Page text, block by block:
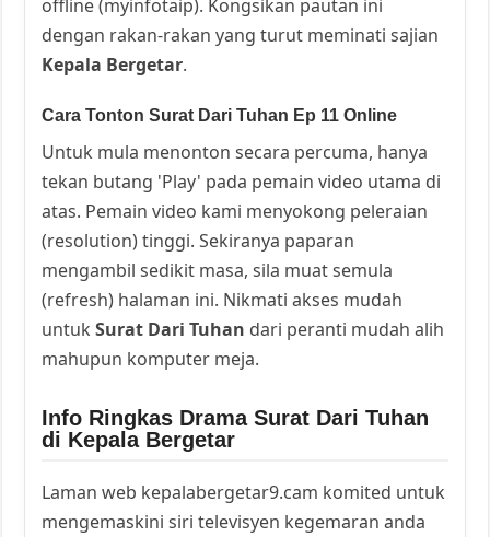
offline (myinfotaip). Kongsikan pautan ini
dengan rakan-rakan yang turut meminati sajian
Kepala Bergetar.
Cara Tonton Surat Dari Tuhan Ep 11 Online
Untuk mula menonton secara percuma, hanya
tekan butang 'Play' pada pemain video utama di
atas. Pemain video kami menyokong peleraian
(resolution) tinggi. Sekiranya paparan
mengambil sedikit masa, sila muat semula
(refresh) halaman ini. Nikmati akses mudah
untukSurat Dari Tuhan dari peranti mudah alih
mahupun komputer meja.
Info Ringkas Drama Surat Dari Tuhan
di Kepala Bergetar
Laman web kepalabergetar9.cam komited untuk
mengemaskini siri televisyen kegemaran anda